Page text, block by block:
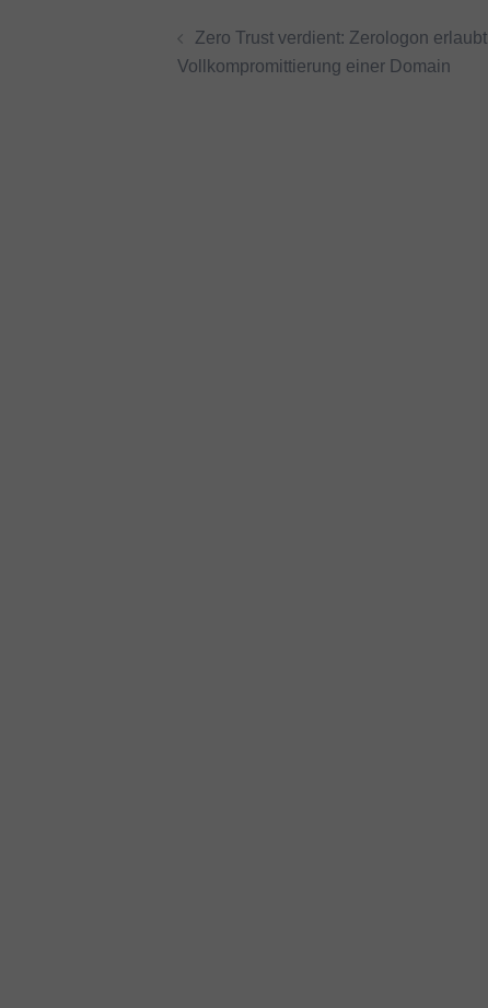
Zero Trust verdient: Zerologon erlaubt
Vollkompromittierung einer Domain